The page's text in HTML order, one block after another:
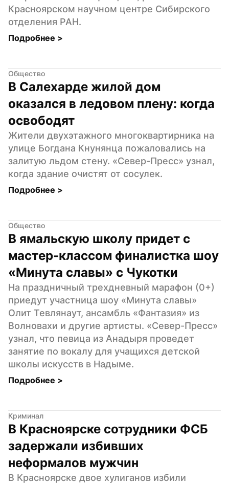
Красноярском научном центре Сибирского
отделения РАН.
Подробнее >
Общество
В Салехарде жилой дом
оказался в ледовом плену: когда
освободят
Жители двухэтажного многоквартирника на
улице Богдана Кнунянца пожаловались на
залитую льдом стену. «Север-Пресс» узнал,
когда здание очистят от сосулек.
Подробнее >
Общество
В ямальскую школу придет с
мастер-классом финалистка шоу
«Минута славы» с Чукотки
На праздничный трехдневный марафон (0+)
приедут участница шоу «Минута славы»
Олит Тевлянаут, ансамбль «Фантазия» из
Волновахи и другие артисты. «Север-Пресс»
узнал, что певица из Анадыря проведет
занятие по вокалу для учащихся детской
школы искусств в Надыме.
Подробнее >
Криминал
В Красноярске сотрудники ФСБ
задержали избивших
неформалов мужчин
В Красноярске двое хулиганов избили